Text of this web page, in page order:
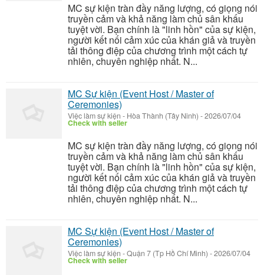
MC sự kiện tràn đầy năng lượng, có giọng nói
truyền cảm và khả năng làm chủ sân khấu
tuyệt vời. Bạn chính là "linh hồn" của sự kiện,
người kết nối cảm xúc của khán giả và truyền
tải thông điệp của chương trình một cách tự
nhiên, chuyên nghiệp nhất. N...
MC Sự kiện (Event Host / Master of
Ceremonies)
Việc làm sự kiện - Hòa Thành (Tây Ninh) -2026/07/04
Check with seller
MC sự kiện tràn đầy năng lượng, có giọng nói
truyền cảm và khả năng làm chủ sân khấu
tuyệt vời. Bạn chính là "linh hồn" của sự kiện,
người kết nối cảm xúc của khán giả và truyền
tải thông điệp của chương trình một cách tự
nhiên, chuyên nghiệp nhất. N...
MC Sự kiện (Event Host / Master of
Ceremonies)
Việc làm sự kiện -Quận 7 (Tp Hồ Chí Minh) -2026/07/04
Check with seller